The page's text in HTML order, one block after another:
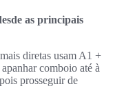
as principais
diretas usam A1 +
comboio até à
prosseguir de